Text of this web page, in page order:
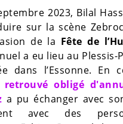
2023, Bilal
sur la scène
de la Fête de
a eu lieu au Plessis-
dans l’Essonne. En
obligé
a pu échanger avec
avec des